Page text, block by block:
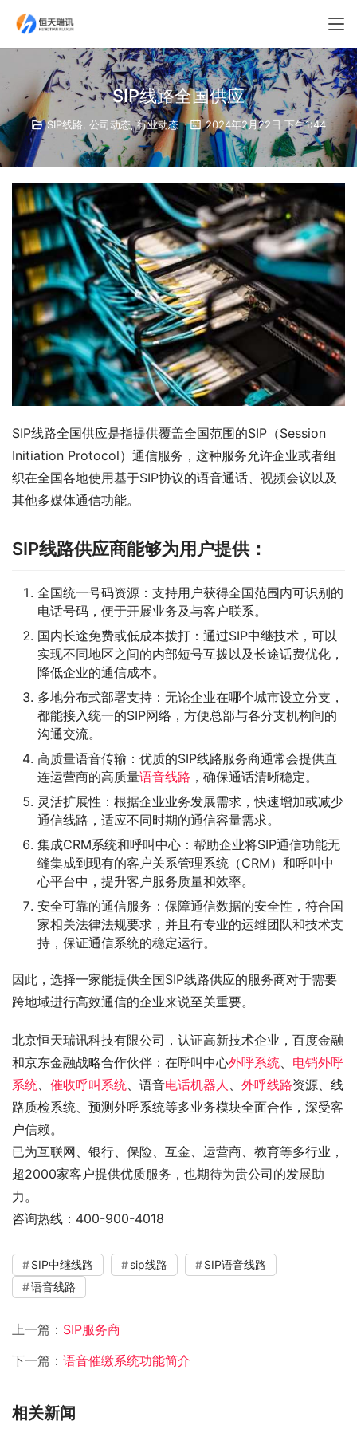
SIP线路全国供应
SIP线路 公司动态,行业动态 2024年2月22日 下午1:44
SIP线路全国供应是指提供覆盖全国范围的SIP（Session
Initiation Protocol）通信服务，这种服务允许企业或者组
织在全国各地使用基于SIP协议的语音通话、视频会议以及
其他多媒体通信功能。
SIP线路供应商能够为用户提供：
全国统一号码资源：支持用户获得全国范围内可识别的
电话号码，便于开展业务及与客户联系。
国内长途免费或低成本拨打：通过SIP中继技术，可以
实现不同地区之间的内部短号互拨以及长途话费优化，
降低企业的通信成本。
多地分布式部署支持：无论企业在哪个城市设立分支，
都能接入统一的SIP网络，方便总部与各分支机构间的
沟通交流。
高质量语音传输：优质的SIP线路服务商通常会提供直
连运营商的高质量语音线路 ，确保通话清晰稳定。
灵活扩展性：根据企业业务发展需求，快速增加或减少
通信线路，适应不同时期的通信容量需求。
集成CRM系统和呼叫中心：帮助企业将SIP通信功能无
缝集成到现有的客户关系管理系统（CRM）和呼叫中
心平台中，提升客户服务质量和效率。
安全可靠的通信服务：保障通信数据的安全性，符合国
家相关法律法规要求，并且有专业的运维团队和技术支
持，保证通信系统的稳定运行。
因此，选择一家能提供全国SIP线路供应的服务商对于需要
跨地域进行高效通信的企业来说至关重要。
北京恒天瑞讯科技有限公司，认证高新技术企业，百度金融
和京东金融战略合作伙伴：在呼叫中心外呼系统、 电销外呼
系统、 催收呼叫系统、语音电话机器人 、 外呼线路资源、线
路质检系统、预测外呼系统等多业务模块全面合作，深受客
户信赖。
已为互联网、银行、保险、互金、运营商、教育等多行业，
超2000家客户提供优质服务，也期待为贵公司的发展助
力。
咨询热线：400-900-4018
SIP中继线路 sip线路
SIP语音线路
语音线路
上一篇： SIP服务商
下一篇： 语音催缴系统功能简介
相关新闻